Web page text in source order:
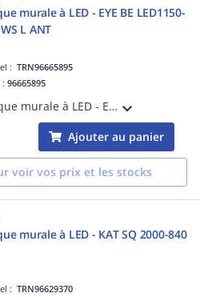
murale à LED - EYE BE LED1150-
L ANT
:TRN96665895
:96665895
Applique murale à LED - EYE BE LED1150-840 MWS L ANT - Accessoire pour installation d'éclairage ¿ 11W ¿ 4000K ¿ IP65 ¿ version détection
Ajouter au panier
voir vos prix et les stocks
murale à LED - KAT SQ 2000-840
:TRN96629370